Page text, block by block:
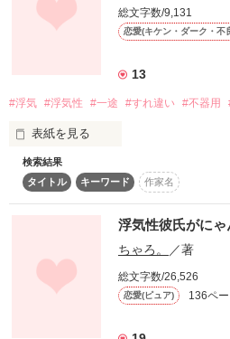
舞岳麗美様
иаиои様
作品を読
一途、彼女
・和泉 千雅 (いずみ ちか)
浮気性、彼氏
作品を読
総文字数/9,131
恋愛(キケン・ダーク・不
13
#浮気 #浮気性 #一途 #すれ違い #不器用
表紙を見る
どうして…？
どうして、なの？
私たち、何がいけなかったのかな…
検索結果
タイトル
キーワード 作家名
浮気性彼氏がにゃ
ちゃろ。 ／著
総文字数/26,526
恋愛(ピュア) 136ペ